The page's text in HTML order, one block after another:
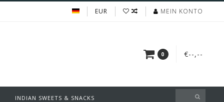
EUR MEIN KONTO
0 €--,--
INDIAN SWEETS & SNACKS